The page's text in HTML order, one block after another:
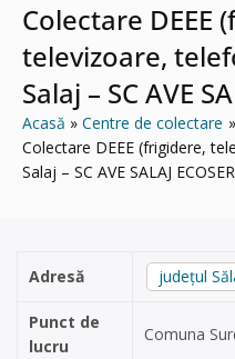
Colectare DEEE
televizoare,
Salaj – SC AVE
Acasă
Centre de colectare
Colectare DEEE (frigidere,
Salaj – SC AVE SALAJ
Adresă județul
Punct de
lucru
Comuna